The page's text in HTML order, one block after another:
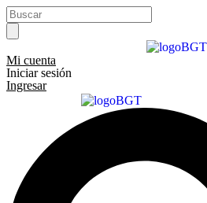
Ir
al
contenido
Search
...
Mi cuenta
Iniciar sesión
Ingresar